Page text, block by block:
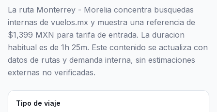
La ruta Monterrey - Morelia concentra busquedas
internas de vuelos.mx y muestra una referencia de
$1,399 MXN para tarifa de entrada. La duracion
habitual es de 1h 25m. Este contenido se actualiza con
datos de rutas y demanda interna, sin estimaciones
externas no verificadas.
Tipo de viaje